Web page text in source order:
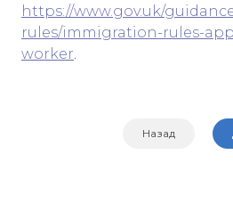
https://www.gov.uk/
rules/immigration-rules-
worker
Назад